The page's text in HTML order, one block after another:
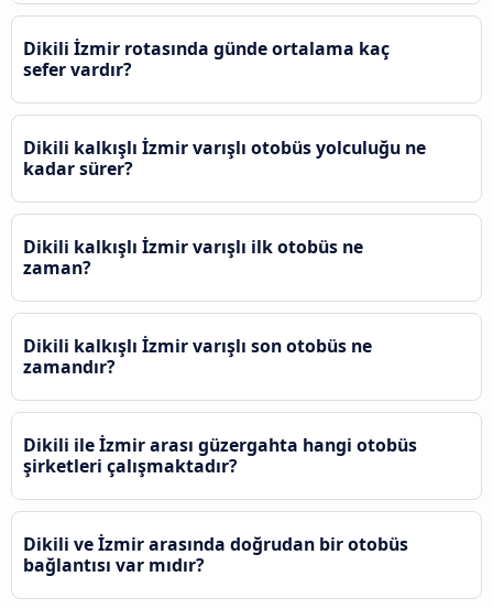
Dikili İzmir rotasında günde ortalama kaç
sefer vardır?
Dikili kalkışlı İzmir varışlı otobüs yolculuğu ne
kadar sürer?
Dikili kalkışlı İzmir varışlı ilk otobüs ne
zaman?
Dikili kalkışlı İzmir varışlı son otobüs ne
zamandır?
Dikili ile İzmir arası güzergahta hangi otobüs
şirketleri çalışmaktadır?
Dikili ve İzmir arasında doğrudan bir otobüs
bağlantısı var mıdır?